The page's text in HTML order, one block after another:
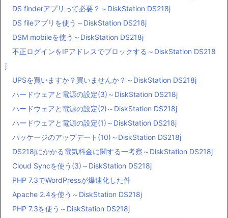
DS finderアプリって必要？～DiskStation DS218j
DS fileアプリを使う～DiskStation DS218j
DSM mobileを使う～DiskStation DS218j
不正ログインをIPアドレスでブロックする～DiskStation DS218
j
UPSを買いますか？買いませんか？～DiskStation DS218j
ハードウェアと電源の設定(3)～DiskStation DS218j
ハードウェアと電源の設定(2)～DiskStation DS218j
ハードウェアと電源の設定(1)～DiskStation DS218j
パッケージのアップデート(10)～DiskStation DS218j
DS218jにかかる電気料金に関する一考察～DiskStation DS218j
Cloud Syncを使う(3)～DiskStation DS218j
PHP 7.3でWordPressが爆速化した件
Apache 2.4を使う～DiskStation DS218j
PHP 7.3を使う～DiskStation DS218j